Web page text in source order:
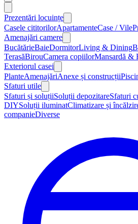
Prezentări locuințe
Casele cititorilorApartamenteCase / Vile
Amenajări camere
BucătărieBaieDormitorLiving & Dining
TerasăBirouCamera copiilorMansardă &
Exteriorul casei
PlanteAmenajăriAnexe și construcții
Sfaturi utile
Sfaturi și soluțiiSoluții depozitareSfaturi
DIYSoluții iluminatClimatizare și
companieDiverse